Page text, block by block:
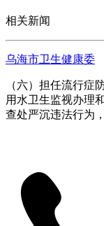
相关新闻
乌海市卫生健康委
（六）担任流行症
用水卫生监视办理
查处严沉违法行为